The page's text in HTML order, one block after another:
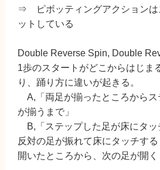
⇒ ピボッティングアクションは
ットしている
Double Reverse Spin, Double
1歩のスタートがどこからはじま
り、踊り方に違いが起きる。
A,「両足が揃ったところからス
が揃うまで」
B,「ステップした足が床にタッ
反対の足が振れて床にタッチす
開いたところから、次の足が開く